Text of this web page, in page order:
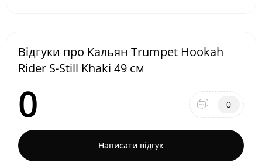
Відгуки про Кальян Trumpet Hookah
Rider S-Still Khaki 49 см
0 0
Написати відгук